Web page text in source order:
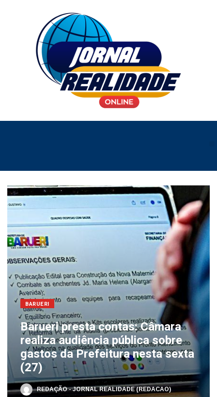
BARUERI
Barueri presta contas: Câmara
realiza audiência pública sobre
gastos da Prefeitura nesta sexta
(27)
REDAÇÃO - JORNAL REALIDADE (REDACAO)